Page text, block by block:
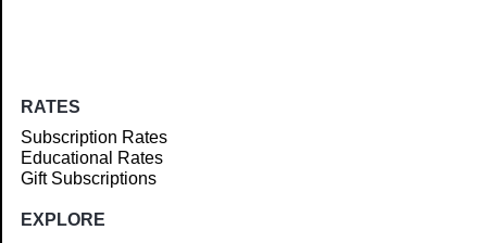
RATES
Subscription Rates
Educational Rates
Gift Subscriptions
EXPLORE